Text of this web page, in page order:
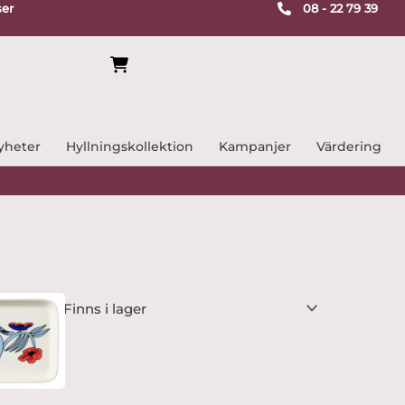
08 - 22 79 39
Hyllningskollektion Kampanjer Värdering